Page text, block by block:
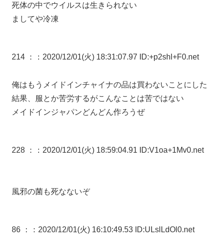
死体の中でウイルスは生きられない
ましてや冷凍
214 ： ：2020/12/01(火) 18:31:07.97 ID:+p2shl+F0.net
俺はもうメイドインチャイナの品は買わないことにした
結果、服とか苦労するがこんなことは苦ではない
メイドインジャパンどんどん作ろうぜ
228 ： ：2020/12/01(火) 18:59:04.91 ID:V1oa+1Mv0.net
風邪の菌も死なないぞ
86 ： ：2020/12/01(火) 16:10:49.53 ID:ULslLdOl0.net